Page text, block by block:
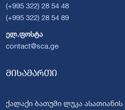
(+995 322) 28 54 48
(+995 322) 28 54 89
ელ.ფოსტა
contact@sca.ge
მისამართი
ქალაქი ბათუმი ლუკა ასათიანის